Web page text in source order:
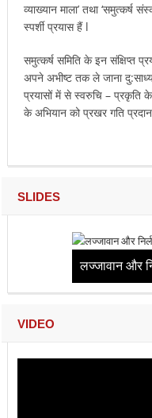
व्याख्यान माला’ तथा ‘समुत्कर्ष
स्पर्शी प्रयास हैं l
समुत्कर्ष समिति के इन संक्षिप्त
अपने अभीष्ट तक ले जाना दु:साध्य
प्रयासों में से स्वरुचि – प्रकृति
के अभियान को प्रखर गति
SLIDES
लज्जावान और
VIDEO